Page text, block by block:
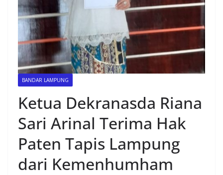
BANDAR LAMPUNG
Ketua Dekranasda Riana
Sari Arinal Terima Hak
Paten Tapis Lampung
dari Kemenhumham